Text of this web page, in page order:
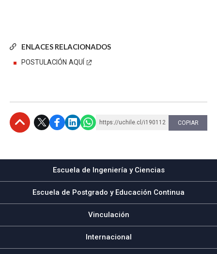
ENLACES RELACIONADOS
POSTULACIÓN AQUÍ
https://uchile.cl/i190112 COPIAR
Escuela de Ingeniería y Ciencias
Escuela de Postgrado y Educación Continua
Vinculación
Internacional